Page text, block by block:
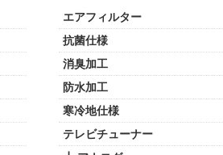
エアフィルター
抗菌仕様
消臭加工
防水加工
寒冷地仕様
テレビチューナー